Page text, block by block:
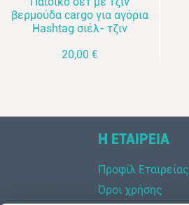
βερμούδα cargo για αγόρια
Hashtag σιέλ- τζιν
20,00 €
Η ΕΤΑΙΡΕΙΑ
Προφίλ Εταιρείας
Όροι χρήσης